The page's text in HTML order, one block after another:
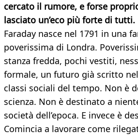
cercato il rumore, e forse
lasciato un’eco più forte di tutti.
Faraday nasce nel 1791 in una
poverissima di Londra.
stanza fredda, pochi vestiti,
formale, un futuro già scritto
classi sociali del tempo. Non è
scienza. Non è destinato a
società dell’epoca. E invece è
Comincia a lavorare come